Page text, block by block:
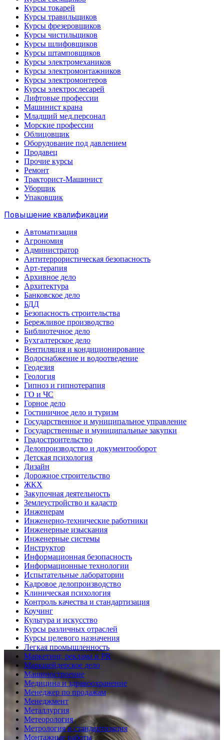
Курсы токарей
Курсы травильщиков
Курсы фрезеровщиков
Курсы чистильщиков
Курсы шлифовщиков
Курсы штамповщиков
Курсы электромехаников
Курсы электромонтажников
Курсы электромонтеров
Курсы электрослесарей
Лифтовые профессии
Машинист крана
Младщий мед.персонал
Морские профессии
Облицовщик
Оборудование под давлением
Продавец
Прочие курсы
Ремонт
Тракторист-Машинист
Уборщик
Упаковщик
Повышение квалификации
Автоматизация
Агрономия
Администратор
Антитеррористическая безопасность
Арт-терапия
Архивное дело
Архитектура
Банковское дело
БДД
Безопасность строительства
Бережливое производство
Библиотечное дело
Бухгалтерское дело
Вентиляция и кондиционирование
Водоснабжение и водоотведение
Геодезия
Геология
Гипноз и гипнотерапия
ГО и ЧС
Горное дело
Гостиничное дело и туризм
Государственное и муниципальное управление
Государственные и муниципальные закупки
Градостроительство
Делопроизводство и документооборот
Детская психология
Дизайн
Дорожное строительство
ЖКХ
Закупочная деятельность
Землеустройство и кадастр
Инженерам
Инженерно-технические работники
Инженерные изыскания
Инженерные системы
Инструктор
Информационная безопасность
Информационные технологии
Испытательные лаборатории
Кадровое делопроизводство
Клиническая психология
Контроль качества и стандартизация
Коучинг
Культура и искусство
Курсы различных отраслей
Курсы целевого назначения
Легкая промышленность
Маркетинг, реклама и PR
Маркшейдерское дело
Машиностроение
Медицина и здравоохранение
Менеджер по продажам
Менеджмент
Металлургия
Метеорология
Метрология и стандартизация
Монтажные работы